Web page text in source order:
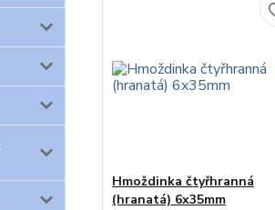
Hmoždinka čtyřhranná
(hranatá) 6x35mm